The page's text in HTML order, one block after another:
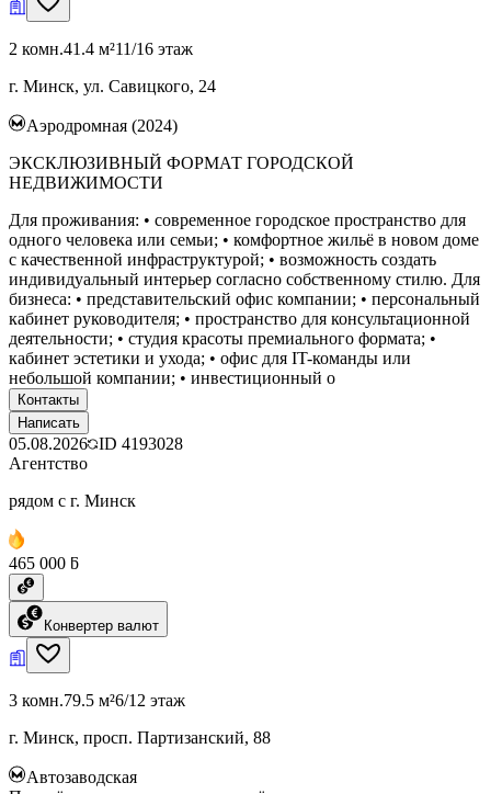
2 комн.41.4 м²11/16 этаж
г. Минск, ул. Савицкого, 24
Аэродромная (2024)
ЭКСКЛЮЗИВНЫЙ ФОРМАТ ГОРОДСКОЙ
НЕДВИЖИМОСТИ
Для проживания: • современное городское пространство для
одного человека или семьи; • комфортное жильё в новом доме
с качественной инфраструктурой; • возможность создать
индивидуальный интерьер согласно собственному стилю. Для
бизнеса: • представительский офис компании; • персональный
кабинет руководителя; • пространство для консультационной
деятельности; • студия красоты премиального формата; •
кабинет эстетики и ухода; • офис для IT-команды или
небольшой компании; • инвестиционный о
Контакты
Написать
05.08.2026 ID 4193028
Агентство
рядом с г. Минск
465 000 ƃ
Конвертер валют
3 комн.79.5 м²6/12 этаж
г. Минск, просп. Партизанский, 88
Автозаводская